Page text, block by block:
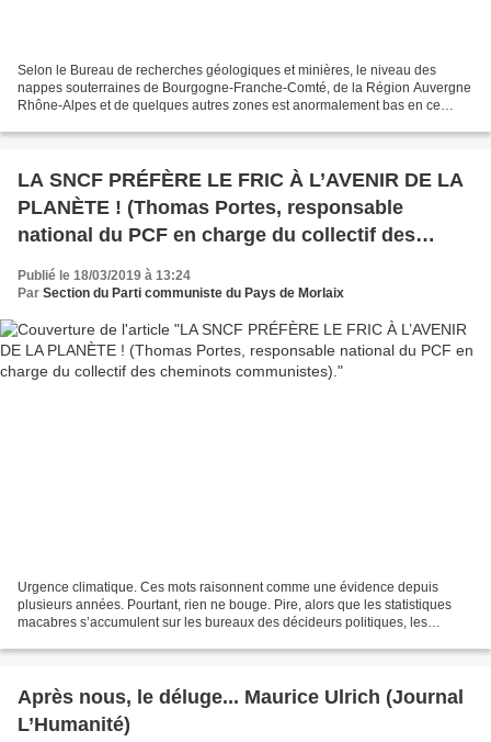
Selon le Bureau de recherches géologiques et minières, le niveau des
nappes souterraines de Bourgogne-Franche-Comté, de la Région Auvergne
Rhône-Alpes et de quelques autres zones est anormalement bas en ce
LA SNCF PRÉFÈRE LE FRIC À L’AVENIR DE LA
PLANÈTE ! (Thomas Portes, responsable
national du PCF en charge du collectif des
cheminots communistes).
Publié le 18/03/2019 à 13:24
Par Section du Parti communiste du Pays de Morlaix
Urgence climatique. Ces mots raisonnent comme une évidence depuis
plusieurs années. Pourtant, rien ne bouge. Pire, alors que les statistiques
macabres s’accumulent sur les bureaux des décideurs politiques, les
Après nous, le déluge... Maurice Ulrich (Journal
L’Humanité)